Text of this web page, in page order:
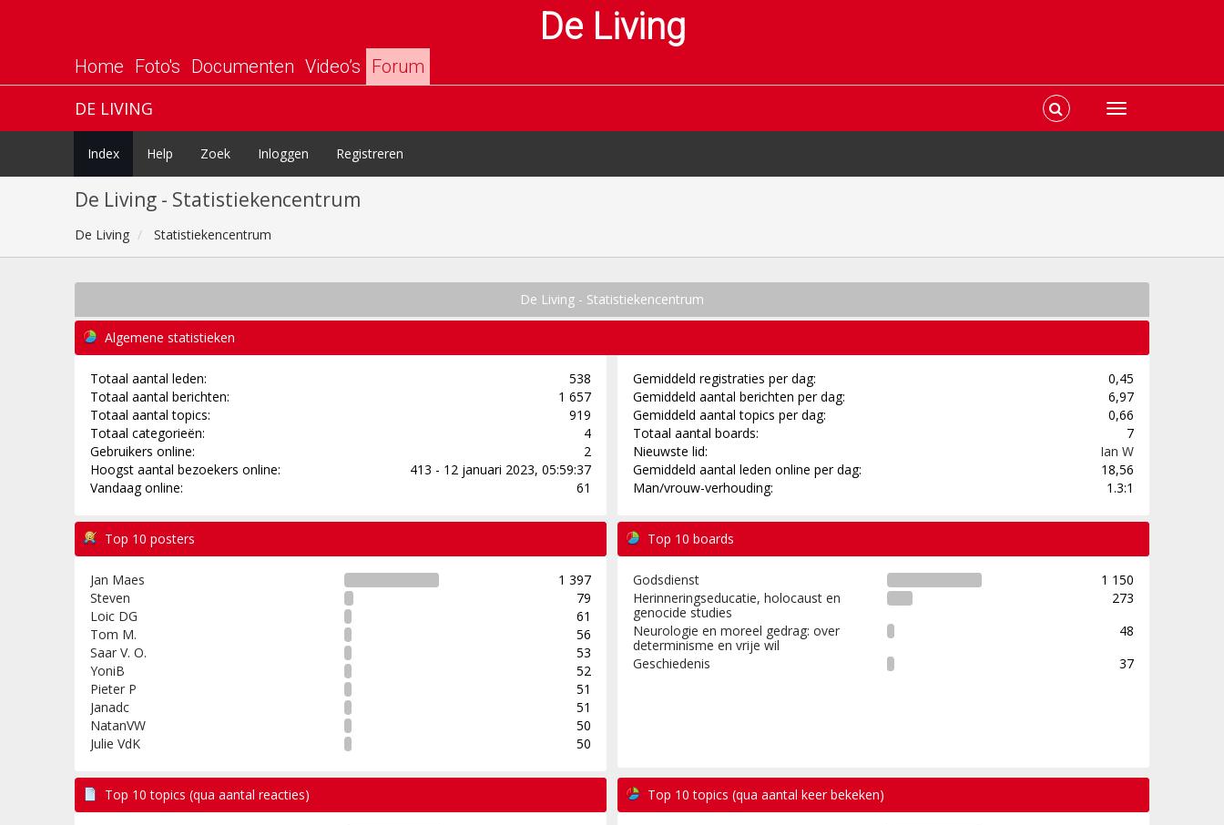
De Living
Home Foto's Documenten Video’s Forum
DE LIVING
Index Help Zoek Inloggen Registreren
De Living - Statistiekencentrum
De Living Statistiekencentrum
De Living - Statistiekencentrum
Algemene statistieken
Totaal aantal leden:
538
Totaal aantal berichten:
1 657
Totaal aantal topics:
919
Totaal categorieën:
4
Gebruikers online:
2
Hoogst aantal bezoekers online:
413 - 12 januari 2023, 05:59:37
Vandaag online:
61
Gemiddeld registraties per dag:
0,45
Gemiddeld aantal berichten per dag:
6,97
Gemiddeld aantal topics per dag:
0,66
Totaal aantal boards:
7
Nieuwste lid:
Ian W
Gemiddeld aantal leden online per dag:
18,56
Man/vrouw-verhouding:
1.3:1
Top 10 posters
Jan Maes
1 397
Steven
79
Loic DG
61
Tom M.
56
Saar V. O.
53
YoniB
52
Pieter P
51
Janadc
51
NatanVW
50
Julie VdK
50
Top 10 boards
Godsdienst
1 150
Herinneringseducatie, holocaust en
genocide studies
273
Neurologie en moreel gedrag: over
determinisme en vrije wil
48
Geschiedenis
37
Top 10 topics (qua aantal reacties) Top 10 topics (qua aantal keer bekeken)